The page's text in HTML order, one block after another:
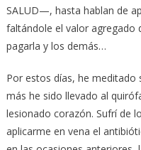
SALUD—, hasta hablan de
faltándole el valor agregado
pagarla y los demás…
Por estos días, he
más he sido llevado al
lesionado corazón. Sufrí de
aplicarme en vena el